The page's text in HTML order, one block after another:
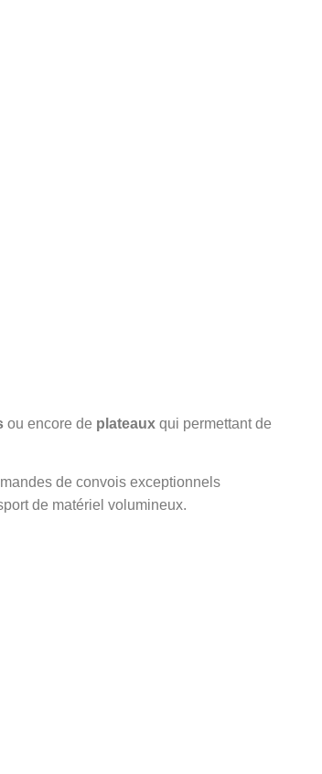
ou encore de plateaux qui permettant de
de convois exceptionnels
de matériel volumineux.